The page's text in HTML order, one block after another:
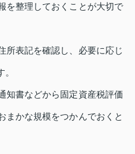
を整理しておくことが大切で
所表記を確認し、必要に応じ
知書などから固定資産税評価
まかな規模をつかんでおくと